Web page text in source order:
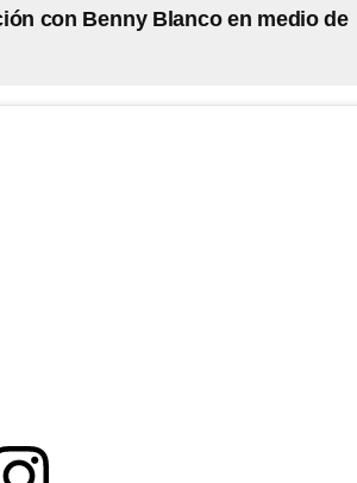
con Benny Blanco en medio de